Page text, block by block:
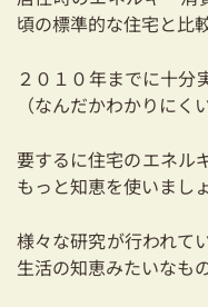
頃の標準的な住宅と比
２０１０年までに十分
（なんだかわかりにく
要するに住宅のエネル
もっと知恵を使いまし
様々な研究が行われて
生活の知恵みたいなも